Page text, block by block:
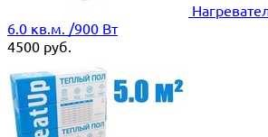
6.0 кв.м. /900 Вт
4500 руб.